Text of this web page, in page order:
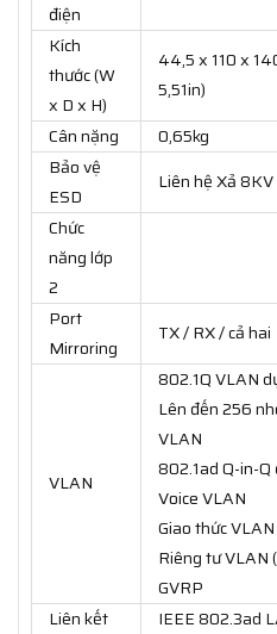
điện
Kích
thước (W
x D x H)
44,5 x 110 x
5,51in)
Cân nặng
0,65kg
Bảo vệ
ESD
Liên hệ Xả 8KV
Chức
năng lớp
2
Port
Mirroring
TX / RX / cả
VLAN
802.1Q VLAN
Lên đến 256
VLAN
802.1ad Q-in-Q
Voice VLAN
Giao thức VLAN
Riêng tư VLAN
GVRP
Liên kết
IEEE 802.3ad